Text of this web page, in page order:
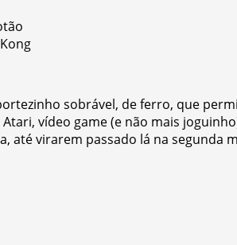
sobrável, de ferro, que
vídeo game (e não mais
até virarem passado lá na segunda